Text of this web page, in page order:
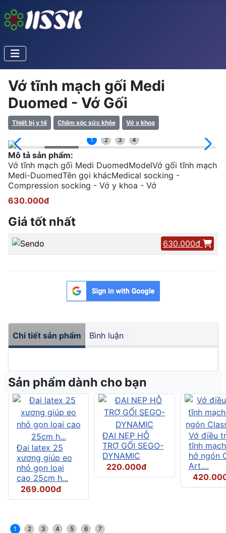
Vớ tĩnh mạch gối Medi
Duomed - Vớ Gối
Thiết bị y tế Chăm sóc sức khỏe Vớ y khoa
1 2 3 4
Mô tả sản phẩm:
Vớ tĩnh mạch gối Medi DuomedModelVớ gối tĩnh mạch
Medi-DuomedTên gọi khácMedical socking -
Compression socking - Vớ y khoa - Vớ
630.000đ
Giá tốt nhất
630.000đ
Chi tiết sản phẩm Bình luận
Sản phẩm dành cho bạn
Đai latex 25
xương giúp eo
nhỏ gọn loại
cao 25cm h...
269.000đ
ĐAI NẸP HỖ
TRỢ GỐI SEGO-
DYNAMIC
220.000đ
Vớ điều
tĩnh
hở ngón
Art....
1 2 3 4 5 6 7